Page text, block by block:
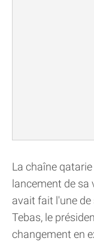
La chaîne
lancement de sa
avait fait l'une
Tebas, le
changement en